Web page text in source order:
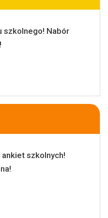
szkolnego! Nabór
ankiet szkolnych!